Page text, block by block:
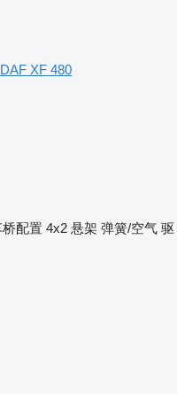
XF 480
配置 4x2 悬架 弹簧/空气 驱